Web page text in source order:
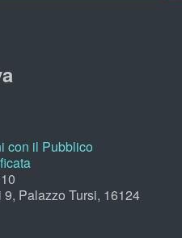
con il Pubblico
Palazzo Tursi, 16124